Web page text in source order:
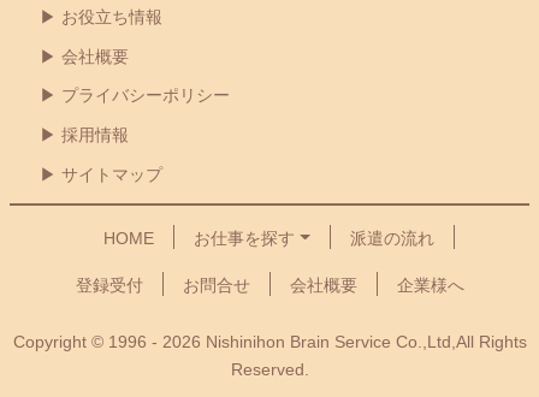
お役立ち情報
会社概要
プライバシーポリシー
採用情報
サイトマップ
HOME お仕事を探す 派遣の流れ
登録受付 お問合せ 会社概要 企業様へ
Copyright © 1996 - 2026 Nishinihon Brain Service Co.,Ltd,All Rights
Reserved.